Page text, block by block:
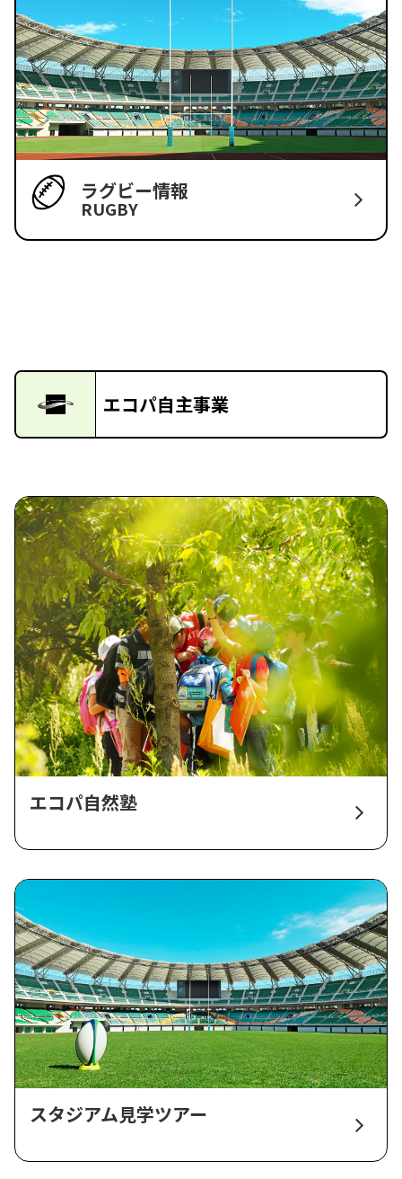
ラグビー情報
RUGBY
エコパ自主事業
エコパ自然塾
スタジアム見学ツアー